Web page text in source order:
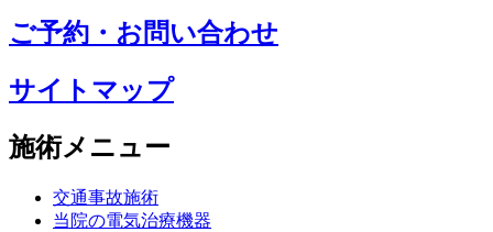
ご予約・お問い合わせ
サイトマップ
施術メニュー
交通事故施術
当院の電気治療機器